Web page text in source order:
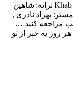
میثم ابراهیمی بنام خواب با بالاترین کیفیت – Khab ترانه: شاهین
بهزاد نادری ,
مراجعه کنید …
روز یه خبر از تو